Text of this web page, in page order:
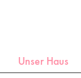
Unser Haus